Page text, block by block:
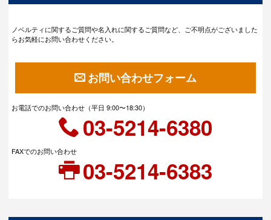
ノベルティに関するご質問や名入れに関するご質問など、ご不明点がございました
らお気軽にお問い合わせください。
お問い合わせフォーム
お電話でのお問い合わせ（平日 9:00〜18:30）
03-5214-6380
FAXでのお問い合わせ
03-5214-6383